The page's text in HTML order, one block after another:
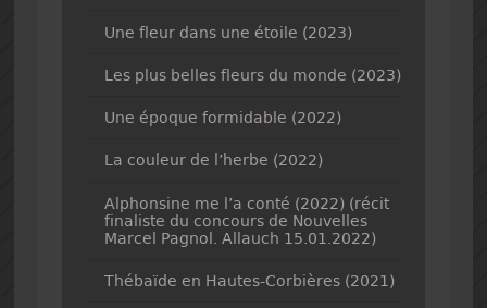
Une fleur dans une étoile (2023)
Les plus belles fleurs du monde (2023)
Une époque formidable (2022)
La couleur de l’herbe (2022)
Alphonsine me l’a conté (2022) (récit
finaliste du concours de Nouvelles
Marcel Pagnol. Allauch 15.01.2022)
Thébaïde en Hautes-Corbières (2021)